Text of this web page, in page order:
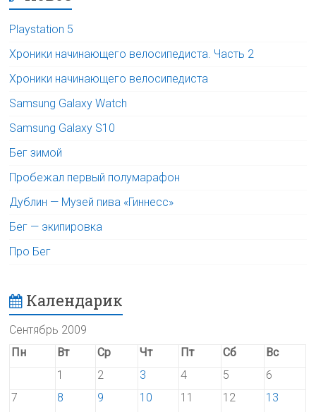
Playstation 5
Хроники начинающего велосипедиста. Часть 2
Хроники начинающего велосипедиста
Samsung Galaxy Watch
Samsung Galaxy S10
Бег зимой
Пробежал первый полумарафон
Дублин — Музей пива «Гиннесс»
Бег — экипировка
Про Бег
Календарик
Сентябрь 2009
Пн
Вт Ср Чт Пт Сб
Вс
1
2 3 4 5
6
7
8 9 10 11 12
13